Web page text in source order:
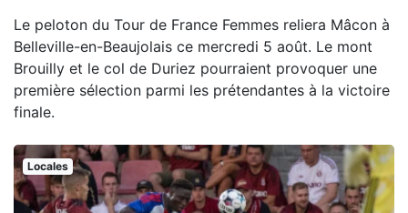
Le peloton du Tour de France Femmes reliera Mâcon à
Belleville-en-Beaujolais ce mercredi 5 août. Le mont
Brouilly et le col de Duriez pourraient provoquer une
première sélection parmi les prétendantes à la victoire
finale.
Locales